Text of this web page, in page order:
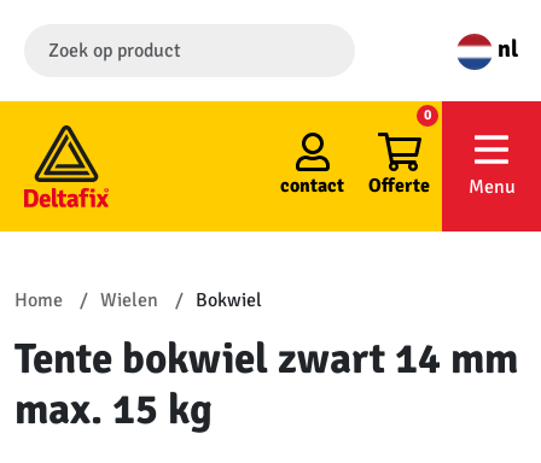
nl
contact Offerte
0
Menu
Home Wielen Bokwiel
Tente bokwiel zwart 14 mm
max. 15 kg